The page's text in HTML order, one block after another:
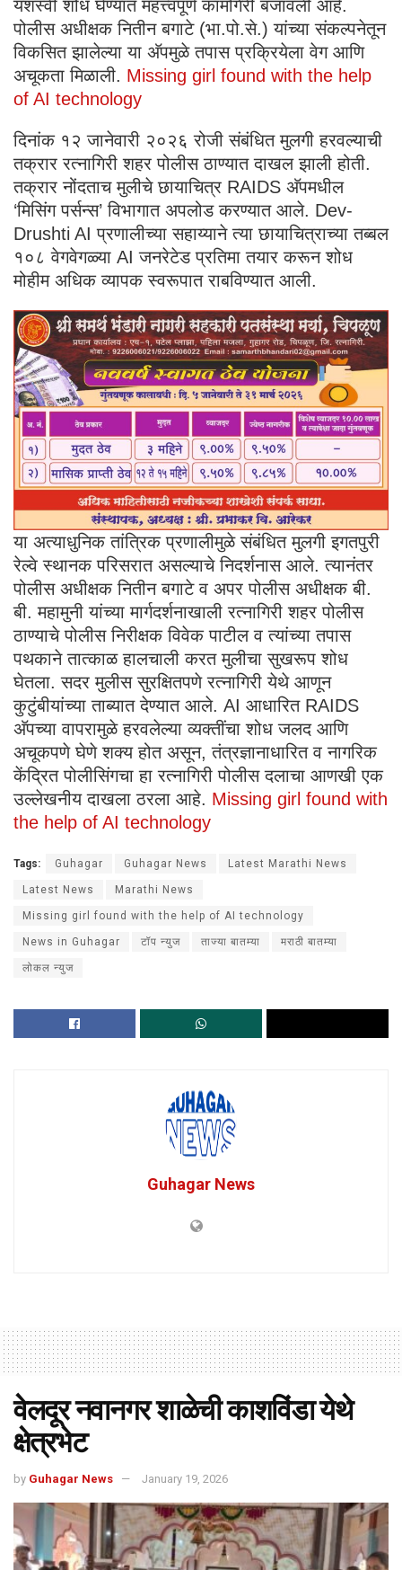
यशस्वी शोध घेण्यात महत्त्वपूर्ण कामगिरी बजावली आहे.
पोलीस अधीक्षक नितीन बगाटे (भा.पो.से.) यांच्या संकल्पनेतून
विकसित झालेल्या या अ‍ॅपमुळे तपास प्रक्रियेला वेग आणि
अचूकता मिळाली. Missing girl found with the help
of AI technology
दिनांक १२ जानेवारी २०२६ रोजी संबंधित मुलगी हरवल्याची
तक्रार रत्नागिरी शहर पोलीस ठाण्यात दाखल झाली होती.
तक्रार नोंदताच मुलीचे छायाचित्र RAIDS अ‍ॅपमधील
‘मिसिंग पर्सन्स’ विभागात अपलोड करण्यात आले. Dev-
Drushti AI प्रणालीच्या सहाय्याने त्या छायाचित्राच्या तब्बल
१०८ वेगवेगळ्या AI जनरेटेड प्रतिमा तयार करून शोध
मोहीम अधिक व्यापक स्वरूपात राबविण्यात आली.
या अत्याधुनिक तांत्रिक प्रणालीमुळे संबंधित मुलगी इगतपुरी
रेल्वे स्थानक परिसरात असल्याचे निदर्शनास आले. त्यानंतर
पोलीस अधीक्षक नितीन बगाटे व अपर पोलीस अधीक्षक बी.
बी. महामुनी यांच्या मार्गदर्शनाखाली रत्नागिरी शहर पोलीस
ठाण्याचे पोलीस निरीक्षक विवेक पाटील व त्यांच्या तपास
पथकाने तात्काळ हालचाली करत मुलीचा सुखरूप शोध
घेतला. सदर मुलीस सुरक्षितपणे रत्नागिरी येथे आणून
कुटुंबीयांच्या ताब्यात देण्यात आले. AI आधारित RAIDS
अ‍ॅपच्या वापरामुळे हरवलेल्या व्यक्तींचा शोध जलद आणि
अचूकपणे घेणे शक्य होत असून, तंत्रज्ञानाधारित व नागरिक
केंद्रित पोलीसिंगचा हा रत्नागिरी पोलीस दलाचा आणखी एक
उल्लेखनीय दाखला ठरला आहे. Missing girl found with
the help of AI technology
Tags: Guhagar Guhagar News Latest Marathi News
Latest News Marathi News
Missing girl found with the help of AI technology
News in Guhagar टॉप न्युज ताज्या बातम्या मराठी बातम्या
लोकल न्युज
Guhagar News
वेलदूर नवानगर शाळेची काशविंडा येथे
क्षेत्रभेट
by Guhagar News January 19, 2026